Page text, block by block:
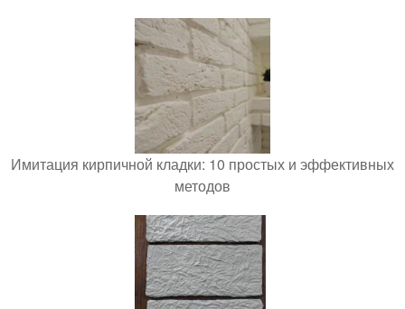
Имитация кирпичной кладки: 10 простых и эффективных
методов